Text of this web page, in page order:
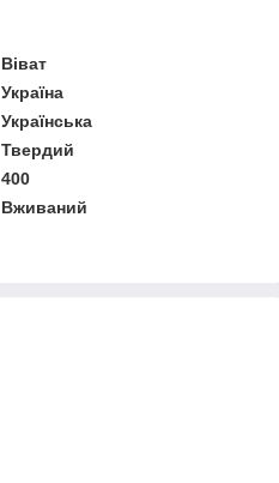
Віват
Україна
Українська
Твердий
400
Вживаний